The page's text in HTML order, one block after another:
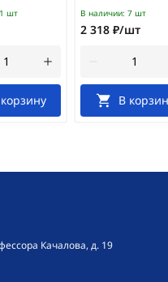
1 шт В наличии: 7 шт
2 318 ₽/шт
В
Качалова, д. 19